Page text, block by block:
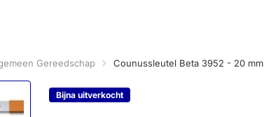
Gereedschap Counussleutel Beta 3952 - 20 mm
Bijna uitverkocht